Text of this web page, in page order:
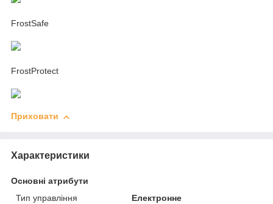
FrostSafe
FrostProtect
Приховати
Характеристики
Основні атрибути
Тип управління
Електронне